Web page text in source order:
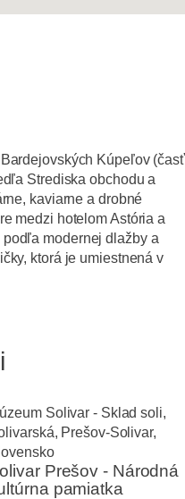
Kúpeľov (časť
Strediska obchodu a
kaviarne a drobné
medzi hotelom Astória a
modernej dlažby a
ktorá je umiestnená v
Solivar - Sklad soli,
Prešov-Solivar,
Prešov - Národná
pamiatka